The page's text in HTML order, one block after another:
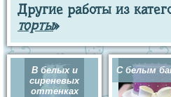
Другие работы из
торты»
В белых и
сиреневых
оттенках
С белым